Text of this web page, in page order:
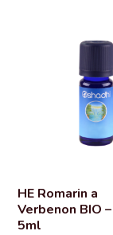
HE Romarin a
Verbenon BIO –
5ml